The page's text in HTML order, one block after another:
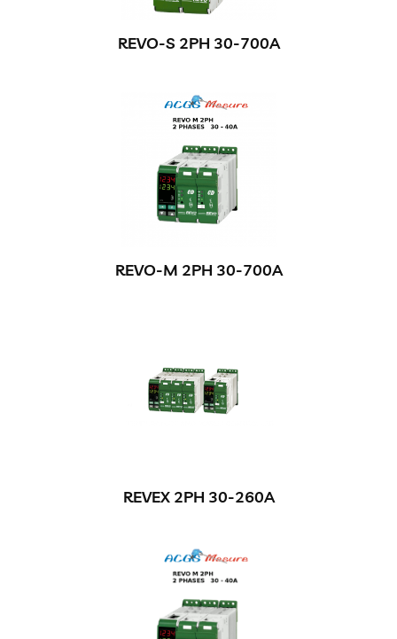
REVO-S 2PH 30-700A
REVO-M 2PH 30-700A
REVEX 2PH 30-260A